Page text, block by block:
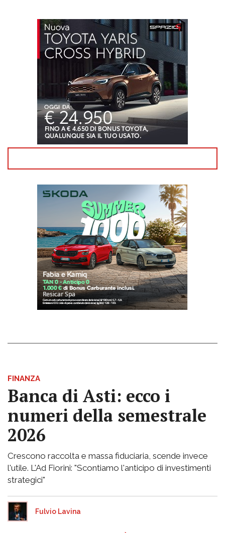
FINANZA
Banca di Asti: ecco i
numeri della semestrale
2026
Crescono raccolta e massa fiduciaria, scende invece
l'utile. L'Ad Fiorini: "Scontiamo l'anticipo di investimenti
strategici"
Fulvio Lavina